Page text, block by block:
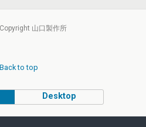
山口製作所
Back to top
Desktop